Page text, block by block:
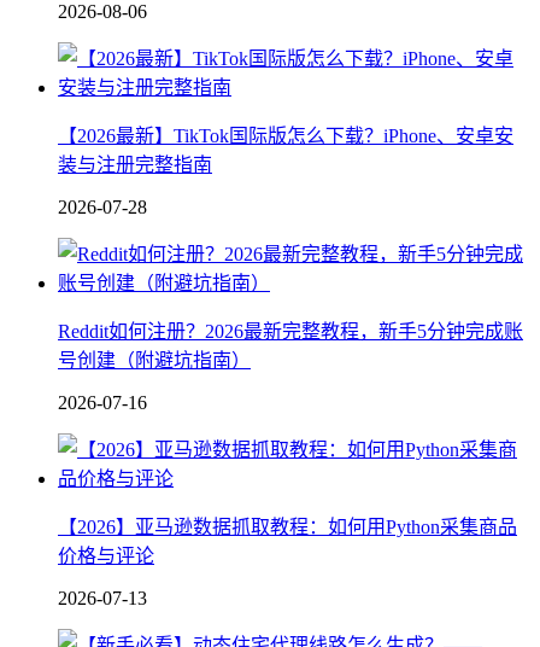
2026-08-06
【2026最新】TikTok国际版怎么下载？iPhone、安卓安
装与注册完整指南
2026-07-28
Reddit如何注册？2026最新完整教程，新手5分钟完成账
号创建（附避坑指南）
2026-07-16
【2026】亚马逊数据抓取教程：如何用Python采集商品
价格与评论
2026-07-13